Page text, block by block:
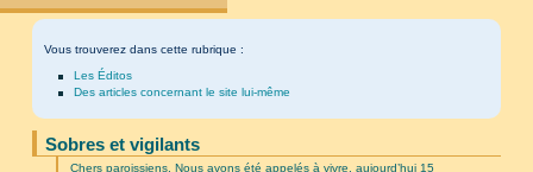
Vous trouverez dans cette rubrique :
Les Éditos
Des articles concernant le site lui-même
Sobres et vigilants
Chers paroissiens, Nous avons été appelés à vivre, aujourd’hui 15